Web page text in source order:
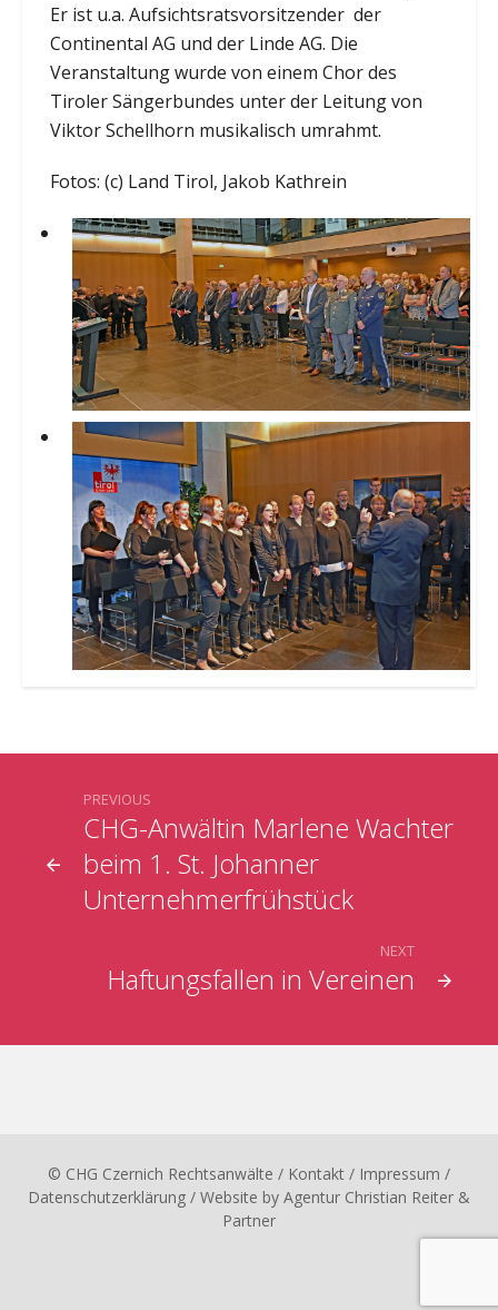
Er ist u.a. Aufsichtsratsvorsitzender der
Continental AG und der Linde AG. Die
Veranstaltung wurde von einem Chor des
Tiroler Sängerbundes unter der Leitung von
Viktor Schellhorn musikalisch umrahmt.
Fotos: (c) Land Tirol, Jakob Kathrein
CHG-Anwältin Marlene Wachter
beim 1. St. Johanner
Unternehmerfrühstück
PREVIOUS
Haftungsfallen in Vereinen
NEXT
© CHG Czernich Rechtsanwälte / Kontakt / Impressum /
Datenschutzerklärung / Website by Agentur Christian Reiter &
Partner